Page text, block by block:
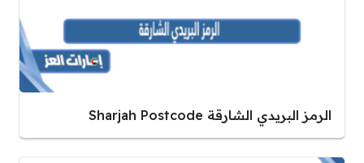
الرمز البريدي الشارقة Sharjah Postcode